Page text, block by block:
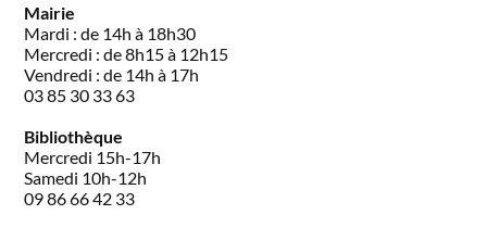
Mairie
Mardi : de 14h à 18h30
Mercredi : de 8h15 à 12h15
Vendredi : de 14h à 17h
03 85 30 33 63
Bibliothèque
Mercredi 15h-17h
Samedi 10h-12h
09 86 66 42 33